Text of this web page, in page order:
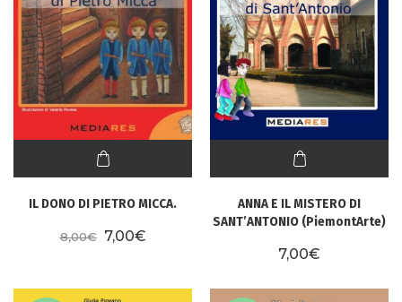
IL DONO DI PIETRO MICCA.
8,00€ Il prezzo originale era: 8,00€.
7,00€Il prezzo attuale è: 7,00€.
ANNA E IL MISTERO DI
SANT’ANTONIO (PiemontArte)
7,00€